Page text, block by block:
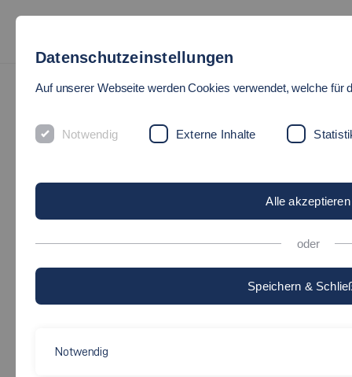
Datenschutzeinstellungen
Auf unserer Webseite werden Cookies verwendet, welche für
Notwendig Externe Inhalte
Alle akzeptieren
oder
Speichern &
Notwendig